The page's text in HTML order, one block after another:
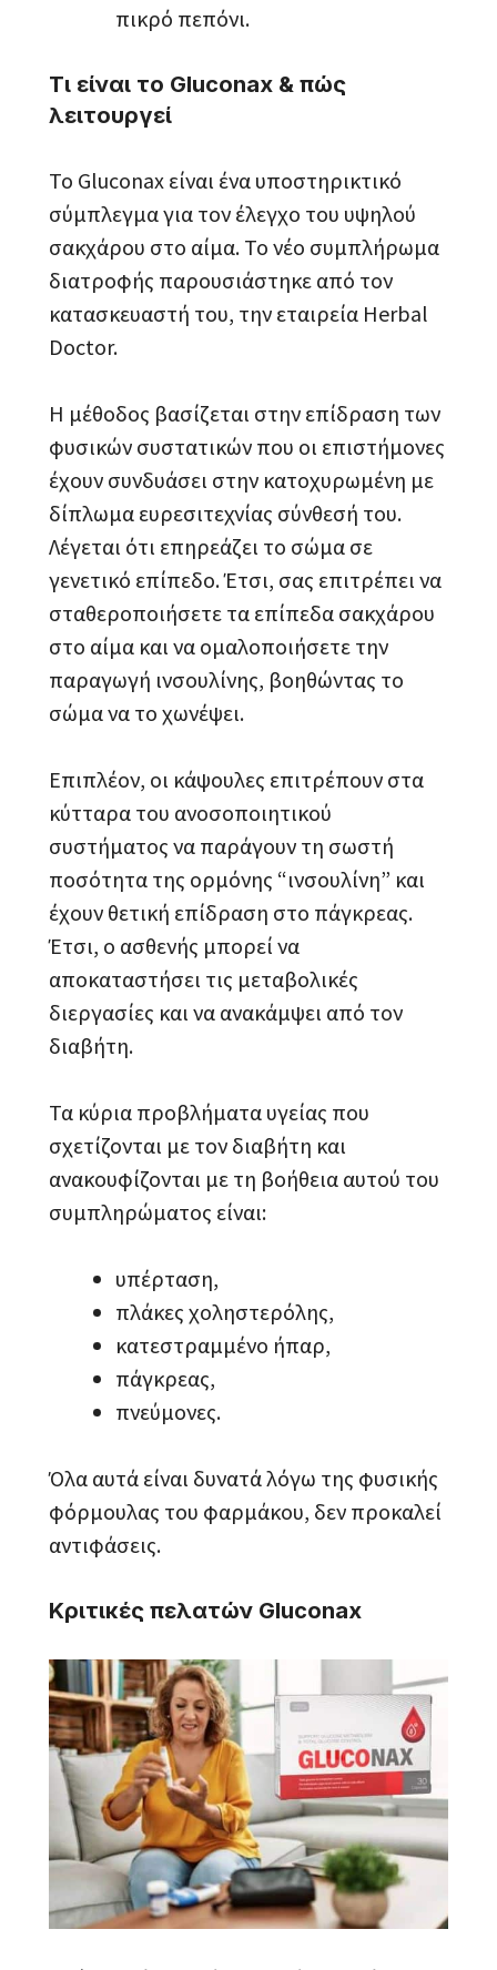
πικρό πεπόνι.
Τι είναι το Gluconax & πώς
λειτουργεί
Το Gluconax είναι ένα υποστηρικτικό
σύμπλεγμα για τον έλεγχο του υψηλού
σακχάρου στο αίμα. Το νέο συμπλήρωμα
διατροφής παρουσιάστηκε από τον
κατασκευαστή του, την εταιρεία Herbal
Doctor.
Η μέθοδος βασίζεται στην επίδραση των
φυσικών συστατικών που οι επιστήμονες
έχουν συνδυάσει στην κατοχυρωμένη με
δίπλωμα ευρεσιτεχνίας σύνθεσή του.
Λέγεται ότι επηρεάζει το σώμα σε
γενετικό επίπεδο. Έτσι, σας επιτρέπει να
σταθεροποιήσετε τα επίπεδα σακχάρου
στο αίμα και να ομαλοποιήσετε την
παραγωγή ινσουλίνης, βοηθώντας το
σώμα να το χωνέψει.
Επιπλέον, οι κάψουλες επιτρέπουν στα
κύτταρα του ανοσοποιητικού
συστήματος να παράγουν τη σωστή
ποσότητα της ορμόνης “ινσουλίνη” και
έχουν θετική επίδραση στο πάγκρεας.
Έτσι, ο ασθενής μπορεί να
αποκαταστήσει τις μεταβολικές
διεργασίες και να ανακάμψει από τον
διαβήτη.
Τα κύρια προβλήματα υγείας που
σχετίζονται με τον διαβήτη και
ανακουφίζονται με τη βοήθεια αυτού του
συμπληρώματος είναι:
υπέρταση,
πλάκες χοληστερόλης,
κατεστραμμένο ήπαρ,
πάγκρεας,
πνεύμονες.
Όλα αυτά είναι δυνατά λόγω της φυσικής
φόρμουλας του φαρμάκου, δεν προκαλεί
αντιφάσεις.
Κριτικές πελατών Gluconax